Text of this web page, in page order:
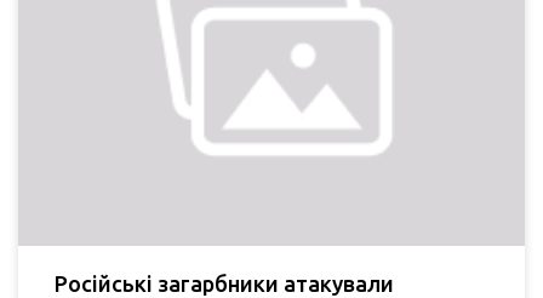
Російські загарбники атакували